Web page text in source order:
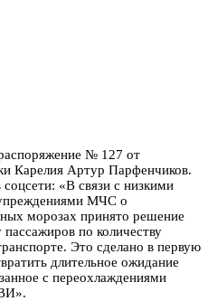
№ 127 от
Карелия Артур Парфенчиков.
«В связи с низкими
МЧС о
морозах принято решение
пассажиров по количеству
Это сделано в первую
длительное ожидание
с переохлаждениями